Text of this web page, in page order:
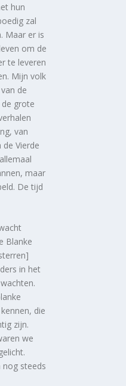
hun
zal
Maar er is
om de
te leveren
Mijn volk
de
de grote
van
Vierde
maar
De tijd
Blanke
in het
die
zijn.
we
nog steeds